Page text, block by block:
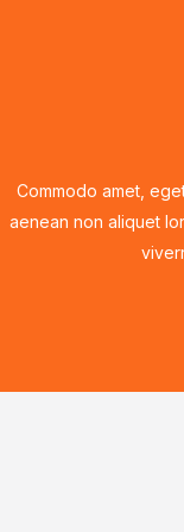
Commodo amet,
aenean non aliquet